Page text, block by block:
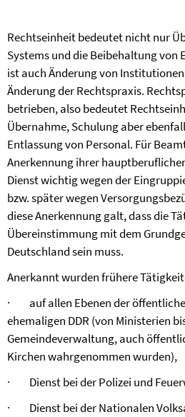
Rechtseinheit bedeutet nicht nur
Systems und die Beibehaltung von
ist auch Änderung von
Änderung der Rechtspraxis.
betrieben, also bedeutet
Übernahme, Schulung aber
Entlassung von Personal. Für
Anerkennung ihrer
Dienst wichtig wegen der
bzw. später wegen
diese Anerkennung galt, dass die
Übereinstimmung mit dem
Deutschland sein muss.
Anerkannt wurden frühere
·
auf allen Ebenen der
ehemaligen DDR (von Ministerien
Gemeindeverwaltung, auch
Kirchen wahrgenommen wurden),
·
Dienst bei der Polizei und
·
Dienst bei der Nationalen